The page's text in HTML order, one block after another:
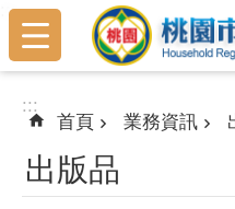
跳到主要內容區塊
:::
:::
首頁 業務資訊
出版品